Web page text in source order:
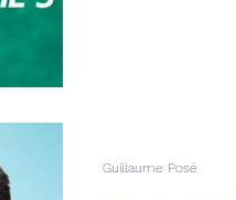
Guillaume Posé